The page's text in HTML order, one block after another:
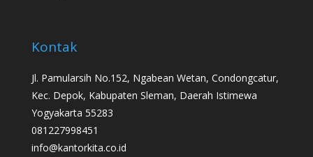
Kontak
Jl. Pamularsih No.152, Ngabean Wetan, Condongcatur,
Kec. Depok, Kabupaten Sleman, Daerah Istimewa
Yogyakarta 55283
081227998451
info@kantorkita.co.id